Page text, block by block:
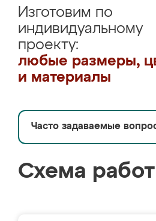
Изготовим по
индивидуальному
проекту:
любые размеры,
и материалы
Часто задаваемые
Схема